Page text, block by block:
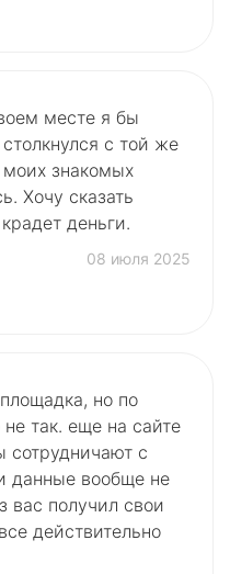
месте я бы
с той же
знакомых
Хочу сказать
деньги.
08 июля 2025
но по
так. еще на сайте
сотрудничают с
данные вообще не
вас получил свои
действительно